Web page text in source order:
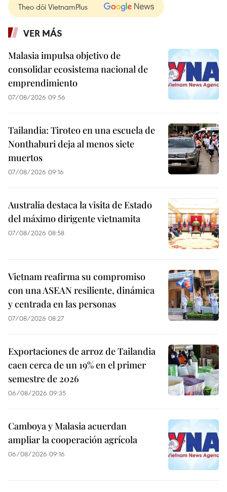
Theo dõi VietnamPlus
VER MÁS
Malasia impulsa objetivo de
consolidar ecosistema nacional de
emprendimiento
07/08/2026 09:56
Tailandia: Tiroteo en una escuela de
Nonthaburi deja al menos siete
muertos
07/08/2026 09:16
Australia destaca la visita de Estado
del máximo dirigente vietnamita
07/08/2026 08:58
Vietnam reafirma su compromiso
con una ASEAN resiliente, dinámica
y centrada en las personas
07/08/2026 08:27
Exportaciones de arroz de Tailandia
caen cerca de un 19% en el primer
semestre de 2026
06/08/2026 09:35
Camboya y Malasia acuerdan
ampliar la cooperación agrícola
06/08/2026 09:16